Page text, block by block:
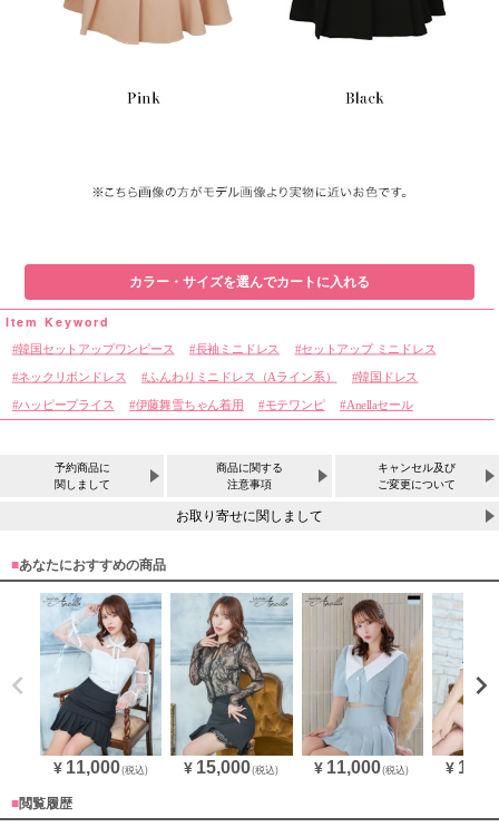
カラー・サイズを選んでカートに入れる
韓国セットアップワンピース 長袖ミニドレス セットアップ ミニドレス
ネックリボンドレス ふんわりミニドレス（Aライン系）
韓国ドレス
ハッピープライス
伊藤舞雪ちゃん着用 モテワンピ Anellaセール
予約商品に
関しまして
商品に関する
注意事項
キャンセル及び
ご変更について
お取り寄せに関しまして
■あなたにおすすめの商品
¥ 11,000(税込) ¥ 15,000(税込) ¥ 11,000(税込) ¥
■閲覧履歴